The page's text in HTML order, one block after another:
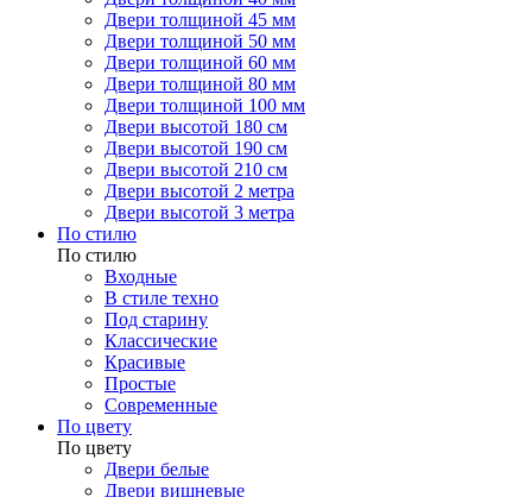
Двери толщиной 45 мм
Двери толщиной 50 мм
Двери толщиной 60 мм
Двери толщиной 80 мм
Двери толщиной 100 мм
Двери высотой 180 см
Двери высотой 190 см
Двери высотой 210 см
Двери высотой 2 метра
Двери высотой 3 метра
По стилю
По стилю
Входные
В стиле техно
Под старину
Классические
Красивые
Простые
Современные
По цвету
По цвету
Двери белые
Двери вишневые